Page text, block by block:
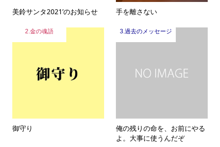
美鈴サンタ2021’のお知らせ 手を離さない
2.金の魂語
御守り
3.過去のメッセージ
俺の残りの命を、お前にやる
よ。大事に使うんだぞ